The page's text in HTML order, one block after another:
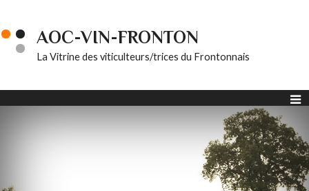
AOC-VIN-FRONTON
La Vitrine des viticulteurs/trices du Frontonnais